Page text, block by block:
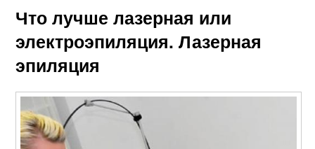
Что лучше лазерная или
электроэпиляция. Лазерная
эпиляция